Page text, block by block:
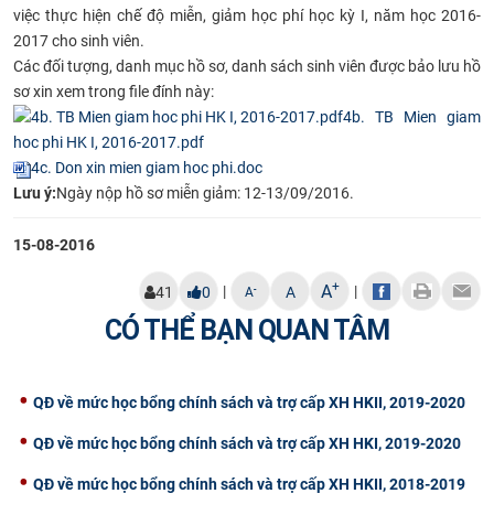
việc thực hiện chế độ miễn, giảm học phí học kỳ I, năm học 2016-
2017 cho sinh viên.
Các đối tượng, danh mục hồ sơ, danh sách sinh viên được bảo lưu hồ
sơ xin xem trong file đính này:
4b. TB Mien giam
hoc phi HK I, 2016-2017.pdf
4c. Don xin mien giam hoc phi.doc
Lưu ý:Ngày nộp hồ sơ miễn giảm: 12-13/09/2016.
15-08-2016
41 0 | A- A A+ |
CÓ THỂ BẠN QUAN TÂM
QĐ về mức học bổng chính sách và trợ cấp XH HKII, 2019-2020
QĐ về mức học bổng chính sách và trợ cấp XH HKI, 2019-2020
QĐ về mức học bổng chính sách và trợ cấp XH HKII, 2018-2019